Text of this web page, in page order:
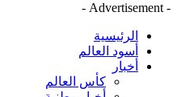
- Advertisement -
الرئيسية
أسود العالم
أخبار
كأس العالم